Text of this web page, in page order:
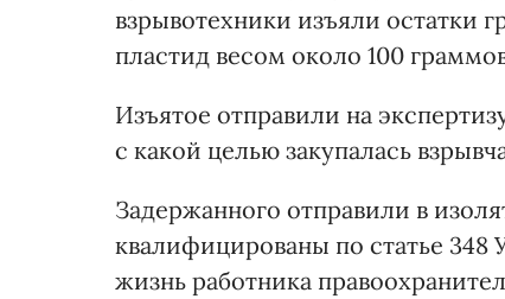
взрывотехники изъяли остатки
пластид весом около 100
Изъятое отправили на
с какой целью закупалась
Задержанного отправили в
квалифицированы по статье 348
жизнь работника